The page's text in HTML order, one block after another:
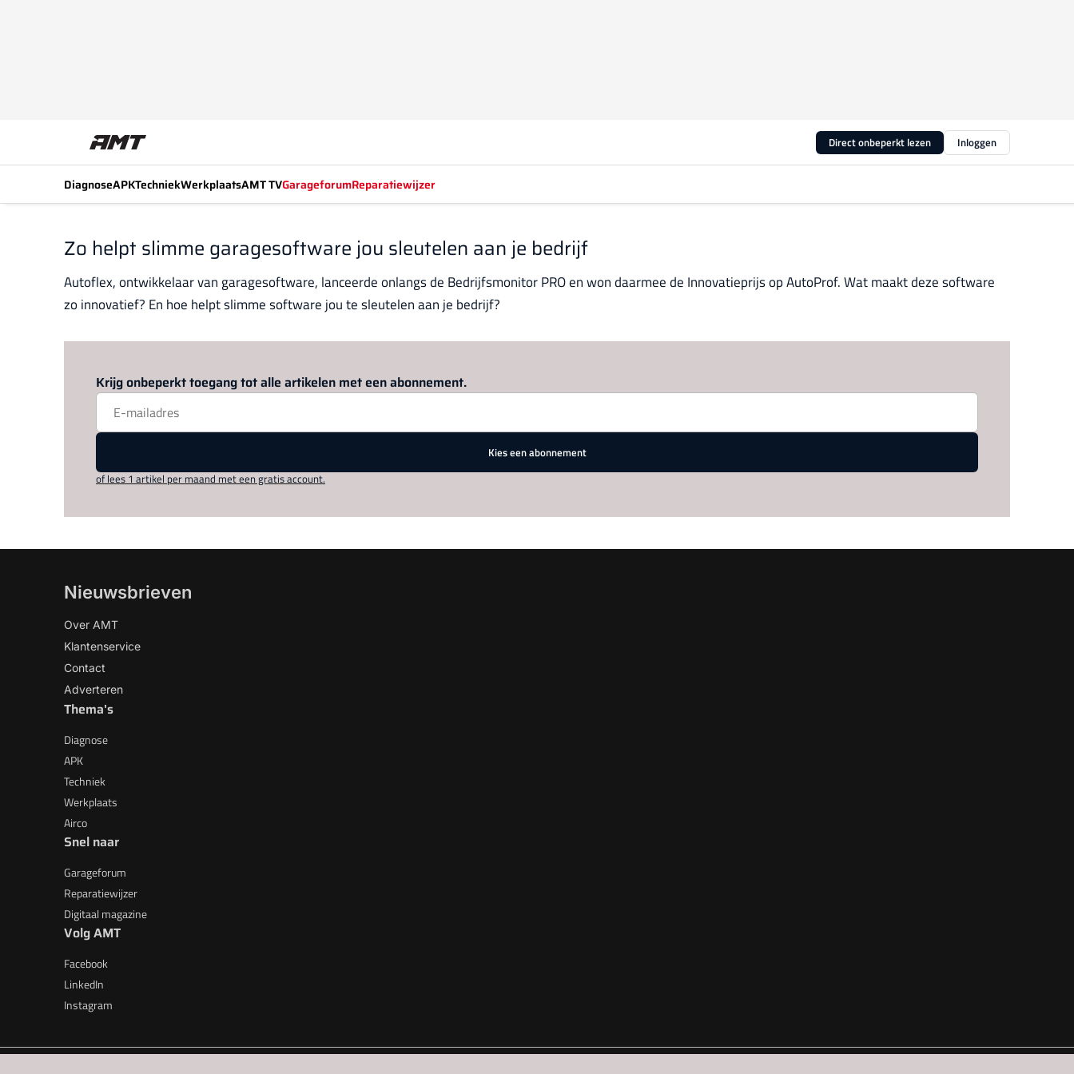
Direct onbeperkt lezen Inloggen
DiagnoseAPKTechniekWerkplaatsAMT TVGarageforumReparatiewijzer
Zo helpt slimme garagesoftware jou sleutelen aan je bedrijf
Autoflex, ontwikkelaar van garagesoftware, lanceerde onlangs de Bedrijfsmonitor PRO en won daarmee de Innovatieprijs op AutoProf. Wat maakt deze software
zo innovatief? En hoe helpt slimme software jou te sleutelen aan je bedrijf?
Krijg onbeperkt toegang tot alle artikelen met een abonnement.
Kies een abonnement
of lees 1 artikel per maand met een gratis account.
Nieuwsbrieven
Over AMT
Klantenservice
Contact
Adverteren
Thema's
Diagnose
APK
Techniek
Werkplaats
Airco
Snel naar
Garageforum
Reparatiewijzer
Digitaal magazine
Volg AMT
Facebook
LinkedIn
Instagram